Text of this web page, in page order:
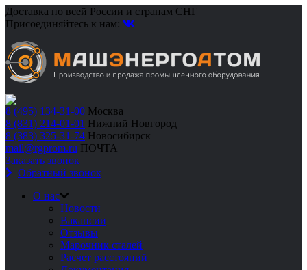
Доставка по всей России и странам СНГ
Присоединяйтесь к нам:
8 (495) 134-31-00 Москва
8 (831) 214-01-01 Нижний Новгород
8 (383) 325-31-74 Новосибирск
mail@rgprom.ru ПОЧТА
Заказать звонок
Обратный звонок
О нас
Новости
Вакансии
Отзывы
Марочник сталей
Расчет расстояний